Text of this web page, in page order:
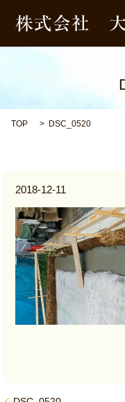
TOP DSC_0520
2018-12-11